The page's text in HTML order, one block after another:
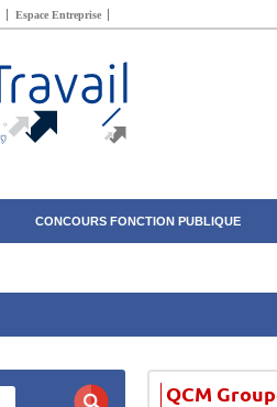
Espace Entreprise
CONCOURS FONCTION PUBLIQUE
QCM